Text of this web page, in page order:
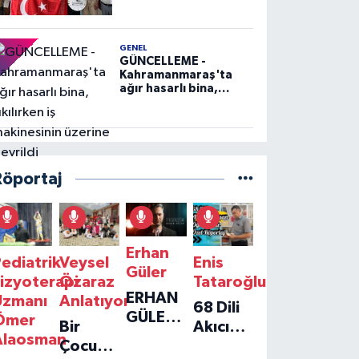
GENEL
GÜNCELLEME -
Kahramanmaraş'ta
ağır hasarlı bina,
devrildi
Veysel
Özaraz
Anlatıyor
Bir
Çocuğun
Erhan
Güler
ERHAN
GÜLER'IN
Enis
Tataroğlu
68 Dili
Akıcı